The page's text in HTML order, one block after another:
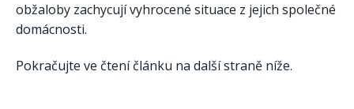
obžaloby zachycují vyhrocené situace z jejich společné
domácnosti.
Pokračujte ve čtení článku na další straně níže.